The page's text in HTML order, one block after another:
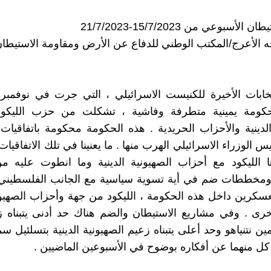
من 15/7/2023-21/7/2023
الأعرج/المكتب الوطني للدفاع عن الأرض ومقاومة
الأخيرة للكنيست الاسرائيلي ، التي جرت في
يمينية متطرفة وفاشية ، تشكلت من حزب
والأحزاب الحريدية . هذه الحكومة محكومة باتفاقيات
الوزراء الاسرائيلي الهرب منها . ما يعنينا في تلك
الليكود مع أحزاب الصهيونية الدينية وما انطوت عليه
ومخططات ضم في أية تسوية سياسية مع الجانب الفلسطيني
داخل هذه الحكومة ، الليكود من جهة وأحزاب
. وفي مشاريع الاستيطان والضم هناك حد أدنى يتبناه
نتنياهو وحد أعلى يتبناه زعيم الصهيونية الدينية
منهما عن أفكاره بوضوح في الأسبوعين الماضيين .